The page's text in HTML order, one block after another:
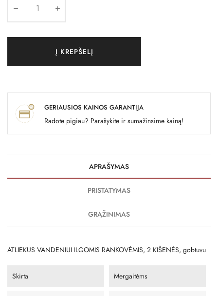
Į KREPŠELĮ
GERIAUSIOS KAINOS GARANTIJA
Radote pigiau? Parašykite ir sumažinsime kainą!
APRAŠYMAS
PRISTATYMAS
GRĄŽINIMAS
ATLIEKUS VANDENIUI ILGOMIS RANKOVĖMIS, 2 KIŠENĖS, gobtuvu
Skirta Mergaitėms